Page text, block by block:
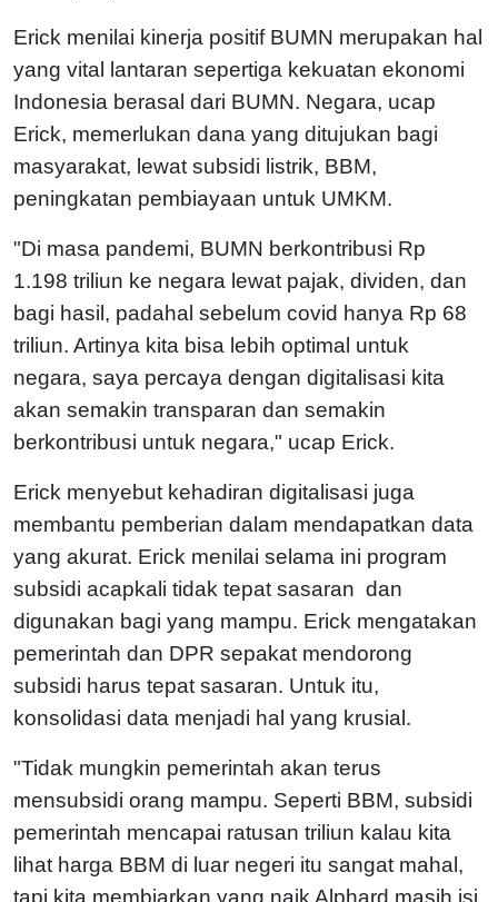
Erick menilai kinerja positif BUMN merupakan hal
yang vital lantaran sepertiga kekuatan ekonomi
Indonesia berasal dari BUMN. Negara, ucap
Erick, memerlukan dana yang ditujukan bagi
masyarakat, lewat subsidi listrik, BBM,
peningkatan pembiayaan untuk UMKM.
"Di masa pandemi, BUMN berkontribusi Rp
1.198 triliun ke negara lewat pajak, dividen, dan
bagi hasil, padahal sebelum covid hanya Rp 68
triliun. Artinya kita bisa lebih optimal untuk
negara, saya percaya dengan digitalisasi kita
akan semakin transparan dan semakin
berkontribusi untuk negara," ucap Erick.
Erick menyebut kehadiran digitalisasi juga
membantu pemberian dalam mendapatkan data
yang akurat. Erick menilai selama ini program
subsidi acapkali tidak tepat sasaran dan
digunakan bagi yang mampu. Erick mengatakan
pemerintah dan DPR sepakat mendorong
subsidi harus tepat sasaran. Untuk itu,
konsolidasi data menjadi hal yang krusial.
"Tidak mungkin pemerintah akan terus
mensubsidi orang mampu. Seperti BBM, subsidi
pemerintah mencapai ratusan triliun kalau kita
lihat harga BBM di luar negeri itu sangat mahal,
tapi kita membiarkan yang naik Alphard masih isi